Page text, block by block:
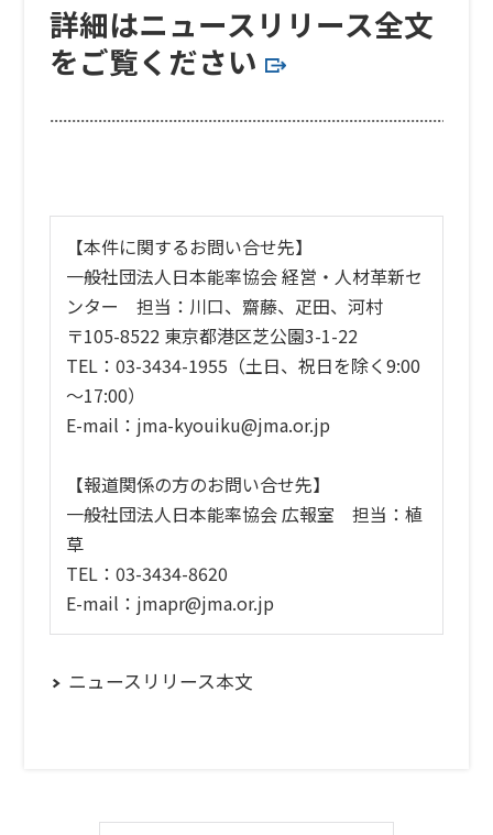
詳細はニュースリリース全文
をご覧ください
【本件に関するお問い合せ先】
一般社団法人日本能率協会 経営・人材革新セ
ンター 担当：川口、齋藤、疋田、河村
〒105-8522 東京都港区芝公園3-1-22
TEL：03-3434-1955（土日、祝日を除く9:00
～17:00）
E-mail：jma-kyouiku@jma.or.jp
【報道関係の方のお問い合せ先】
一般社団法人日本能率協会 広報室 担当：植
草
TEL：03-3434-8620
E-mail：jmapr@jma.or.jp
ニュースリリース本文